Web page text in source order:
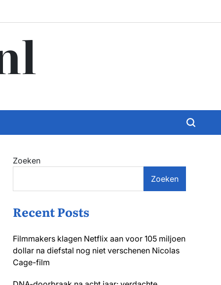
Zoeken
Zoeken
Recent Posts
Filmmakers klagen Netflix aan voor 105 miljoen
dollar na diefstal nog niet verschenen Nicolas
Cage-film